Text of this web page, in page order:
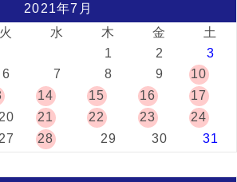
2021年7月
火 水 木 金
土
1
2
3
6 7 8 9
10
14 15 16
17
20 21 22 23
24
27 28 29 30 31